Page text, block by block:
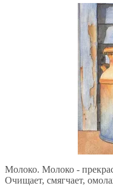
Молоко. Молоко -
Очищает, смягчает,